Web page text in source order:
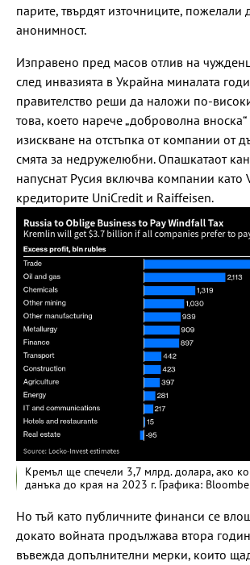
парите, твърдят източниците, пожелали
анонимност.
Изправено пред масов отлив на
след инвазията в Украйна миналата
правителство реши да наложи по-
това, което нарече „доброволна
изискване на отстъпка от компании от
смята за недружелюбни. Опашкатаот
напуснат Русия включва компании като
кредиторите UniCredit и Raiffeisen.
Кремъл ще спечели 3,7 млрд. долара, ако
данъка до края на 2023 г. Графика:
Но тъй като публичните финанси се
докато войната продължава втора
въвежда допълнителни мерки, които